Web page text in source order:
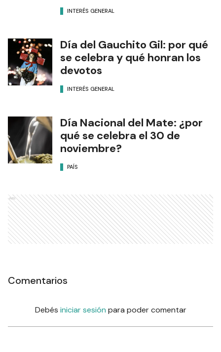
INTERÉS GENERAL
Día del Gauchito Gil: por qué
se celebra y qué honran los
devotos
INTERÉS GENERAL
Día Nacional del Mate: ¿por
qué se celebra el 30 de
noviembre?
PAÍS
Ads
Comentarios
Debés iniciar sesión para poder comentar